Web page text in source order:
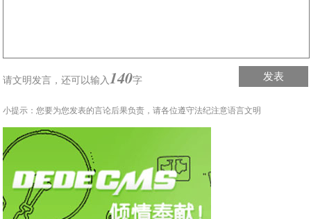
请文明发言，还可以输入 140字 发表
小提示：您要为您发表的言论后果负责，请各位遵守法纪注意语言文明